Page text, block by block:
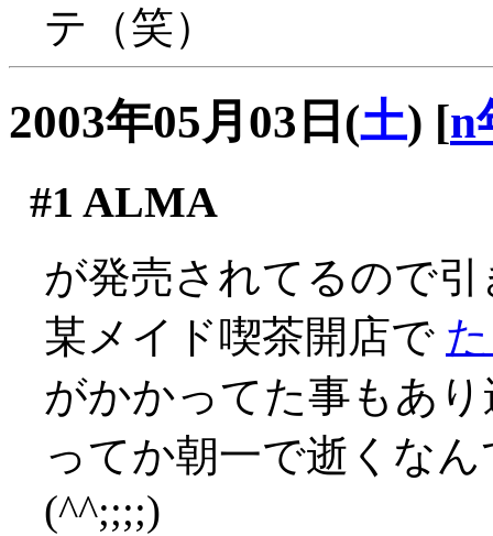
テ（笑）
2003年05月03日(土) [n
#1 ALMA
が発売されてるので
某メイド喫茶開店で
がかかってた事もあ
ってか朝一で逝くな
(^^;;;;)